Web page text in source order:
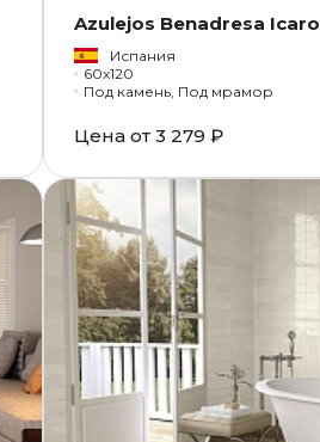
Azulejos Benadresa Icaro
Испания
60x120
Под камень, Под мрамор
Цена от 3 279 ₽